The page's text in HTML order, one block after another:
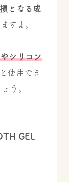
となる成
すよ。
シリコン
使用でき
う。
GEL